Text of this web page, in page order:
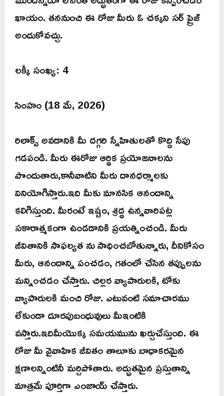
ఖాయం. తననుంచి ఈ రోజు మీరు ఓ చక్కని సర్ ప్రైజ్
అందుకోవచ్చు.
లక్కీ సంఖ్య: 4
సింహం (18 మే, 2026)
రిలాక్స్ అవడానికి మీ దగ్గరి స్నేహితులతో కొద్ది సేపు
గడపండి. మీరు ఈరోజు ఆర్థిక ప్రయోజనాలను
పొందుతారు,కానీవాటిని మీరు దానధర్మాలకు
వినియోగిస్తారు.ఇది మీకు మానసిక ఆనందాన్ని
కలిగిస్తుంది. మీరంటే ఇష్టం, శ్రద్ధ ఉన్నవారిపట్ల
సకారాత్మకంగా ఉండడానికి ప్రయత్నించండి. మీరు
జీవితానికి సాఫల్యత ను సాధించబోతున్నారు, దీనికోసం
మీరు, ఆనందాన్ని పంచడం, గతంలో చేసిన తప్పులను
మన్నించడం చేస్తారు. చిల్లర వ్యాపారులకి, టోకు
వ్యాపారులకి మంచి రోజు. ఎటువంటి సమాచారము
లేకుండా దూరపుబంధువులు మీఇంటికి
వస్తారు.ఇదిమీయొక్క సమయమును ఖర్చుచేస్తుంది. ఈ
రోజు మీ వైవాహిక జీవితం తాలూకు బాధాకరమైన
క్షణాలన్నింటినీ మర్చిపోతారు. అద్భుతమైన ప్రస్తుతాన్ని
మాత్రమే పూర్తిగా ఎంజాయ్ చేస్తారు.